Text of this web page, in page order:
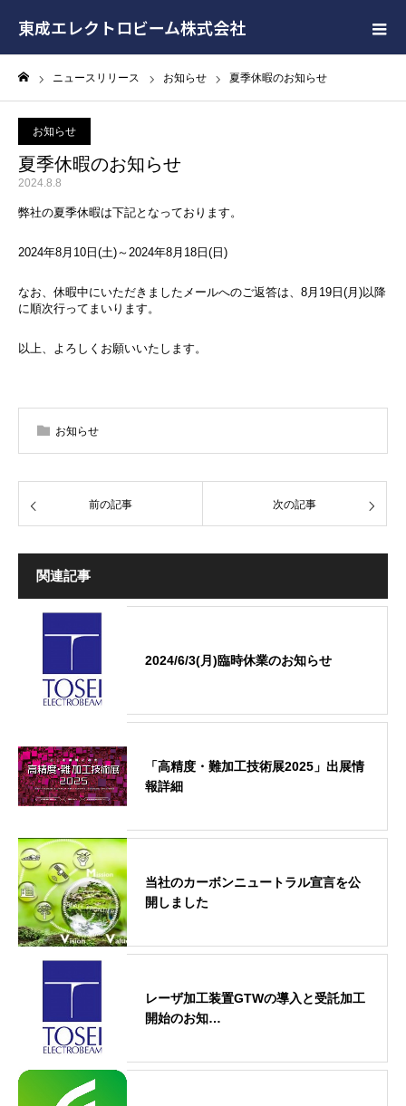
東成エレクトロビーム株式会社
ニュースリリース お知らせ 夏季休暇のお知らせ
お知らせ
夏季休暇のお知らせ
2024.8.8
弊社の夏季休暇は下記となっております。
2024年8月10日(土)～2024年8月18日(日)
なお、休暇中にいただきましたメールへのご返答は、8月19日(月)以降
に順次行ってまいります。
以上、よろしくお願いいたします。
お知らせ
前の記事 次の記事
関連記事
2024/6/3(月)臨時休業のお知らせ
「高精度・難加工技術展2025」出展情
報詳細
当社のカーボンニュートラル宣言を公
開しました
レーザ加工装置GTWの導入と受託加工
開始のお知…